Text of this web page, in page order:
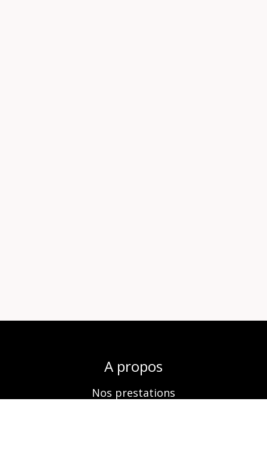
A propos
Nos prestations